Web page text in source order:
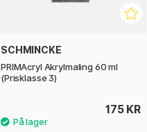
SCHMINCKE
PRIMAcryl Akrylmaling 60 ml
(Prisklasse 3)
175 KR